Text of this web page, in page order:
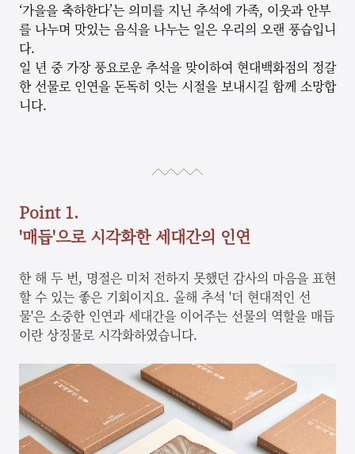
‘가을을 축하한다’는 의미를 지닌 추석에 가족, 이웃과 안부
를 나누며 맛있는 음식을 나누는 일은 우리의 오랜 풍습입니
다.
일 년 중 가장 풍요로운 추석을 맞이하여 현대백화점의 정갈
한 선물로 인연을 돈독히 잇는 시절을 보내시길 함께 소망합
니다.
Point 1.
'매듭'으로 시각화한 세대간의 인연
한 해 두 번, 명절은 미처 전하지 못했던 감사의 마음을 표현
할 수 있는 좋은 기회이지요. 올해 추석 '더 현대적인 선
물'은 소중한 인연과 세대간을 이어주는 선물의 역할을 매듭
이란 상징물로 시각화하였습니다.